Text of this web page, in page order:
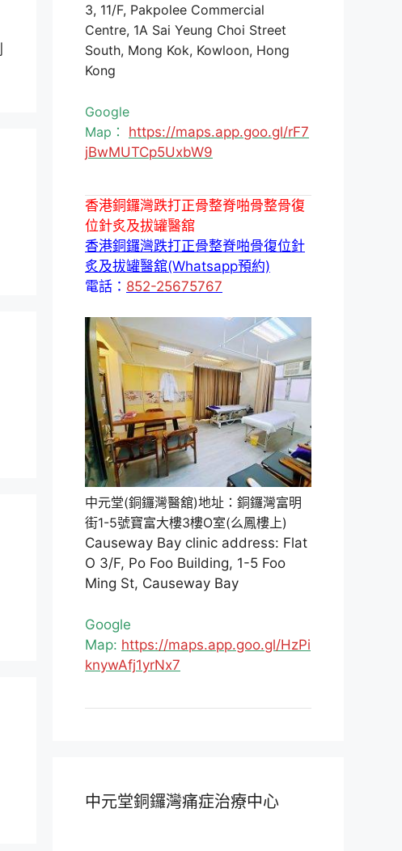
3, 11/F, Pakpolee Commercial
Centre, 1A Sai Yeung Choi Street
South, Mong Kok, Kowloon, Hong
Kong
Google
Map： https://maps.app.goo.gl/rF7
jBwMUTCp5UxbW9
香港銅鑼灣跌打正骨整脊啪骨整骨復
位針炙及拔罐醫舘
香港銅鑼灣跌打正骨整脊啪骨復位針
炙及拔罐醫舘(Whatsapp預約)
電話： 852-25675767
中元堂(銅鑼灣醫舘)地址：銅鑼灣富明
街1-5號寶富大樓3樓O室(么鳳樓上)
Causeway Bay clinic address: Flat
O 3/F, Po Foo Building, 1-5 Foo
Ming St, Causeway Bay
Google
Map: https://maps.app.goo.gl/HzPi
knywAfj1yrNx7
中元堂銅鑼灣痛症治療中心